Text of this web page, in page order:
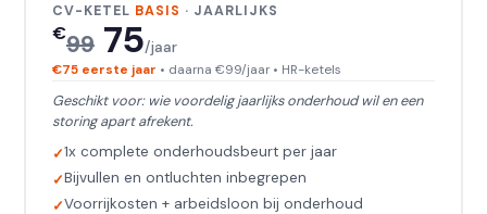
CV-KETEL BASIS · JAARLIJKS
€9975/jaar
€75 eerste jaar • daarna €99/jaar • HR-ketels
Geschikt voor: wie voordelig jaarlijks onderhoud wil en een
storing apart afrekent.
1x complete onderhoudsbeurt per jaar
Bijvullen en ontluchten inbegrepen
Voorrijkosten + arbeidsloon bij onderhoud